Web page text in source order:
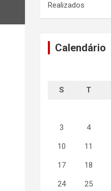
Realizados
Calendário
S T
3 4
10 11
17 18
24 25